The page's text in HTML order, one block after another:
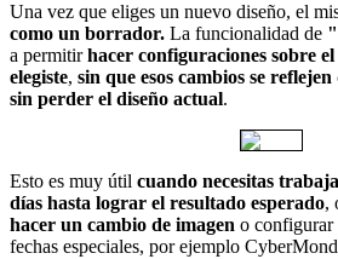
Una vez que eliges un nuevo diseño, el
como un borrador. La funcionalidad de
a permitirhacer configuraciones sobre
elegiste, sin que esos cambios se
sin perder el diseño actual.
Esto es muy útil cuando necesitas
días hasta lograr el resultado esperado,
hacer un cambio de imagen o configurar
fechas especiales, por ejemplo